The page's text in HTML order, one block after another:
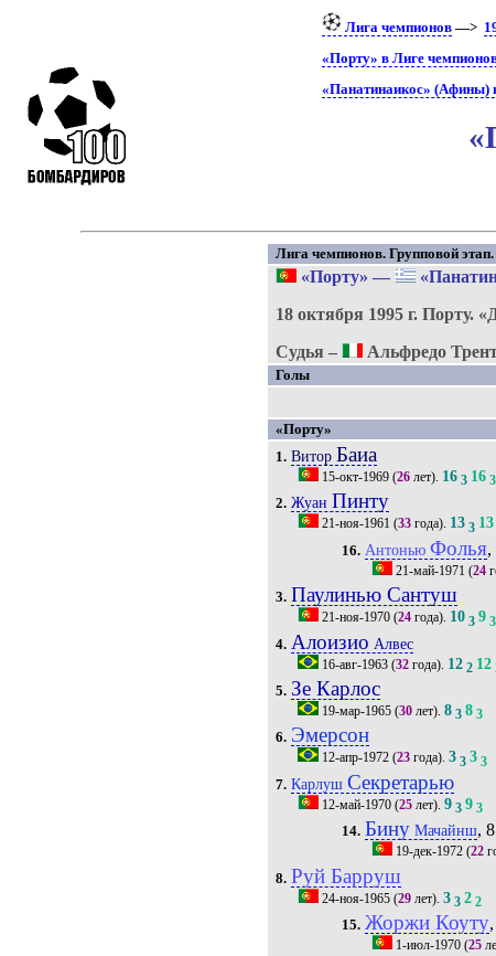
Лига чемпионов—>
«Порту» в Лиге
«Панатинаикос» (Афины)
Лига чемпионов. Групповой этап.
«Порту» —
18 октября 1995 г.Порту.
Судья –
Альфредо
Голы
«Порту»
1. Витор Баиа
15-окт-1969 (26 лет). 16 3 16 3
2. ЖуанПинту
21-ноя-1961 (33 года). 13 3 13
16. АнтоньюФолья,
21-май-1971 (24
3. Паулинью Сантуш
21-ноя-1970 (24 года). 10 3 9 3
4. Алоизио Алвес
16-авг-1963 (32 года). 12 2 12
5. Зе Карлос
19-мар-1965 (30 лет).8 3 8 3
6. Эмерсон
12-апр-1972 (23 года).3 3 3 3
7. КарлушСекретарью
12-май-1970 (25 лет).9 3 9 3
14. Бину Мачайнш,
19-дек-1972(22
8. Руй Барруш
24-ноя-1965 (29 лет).3 3 2 2
15. Жоржи Коуту
1-июл-1970(25